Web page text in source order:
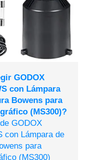
GODOX
con Lámpara
Bowens para
(MS300)?
GODOX
con Lámpara de
para
(MS300)